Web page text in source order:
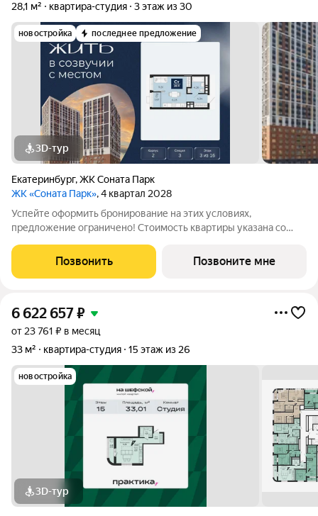
28,1 м²
квартира-студия 3 этаж из 30
новостройка последнее предложение
3D-тур
Екатеринбург,ЖК Соната Парк
ЖК «Соната Парк», 4 квартал 2028
Успейте оформить бронирование на этих условиях,
предложение ограничено! Стоимость квартиры указана со
вам все подробно расскажем. 1-комн. квартира-студия от
застройщика в ЖК "Соната Парк" на 3
Позвонить Позвоните мне
6 622 657₽
от 23 761 ₽ в месяц
33 м²
квартира-студия 15 этаж из 26
новостройка
3D-тур